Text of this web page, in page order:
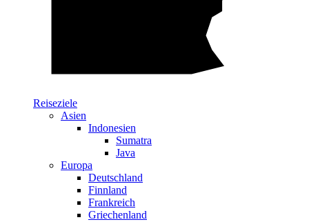
Reiseziele
Asien
Indonesien
Sumatra
Java
Europa
Deutschland
Finnland
Frankreich
Griechenland